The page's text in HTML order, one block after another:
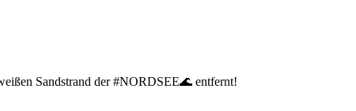
Sandstrand der #NORDSEE🌊 entfernt!